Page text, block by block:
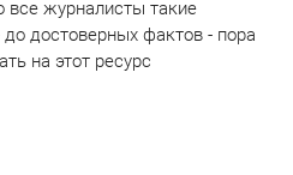
все журналисты такие
достоверных фактов - пора
на этот ресурс